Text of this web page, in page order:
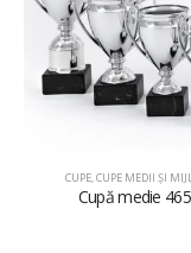
CUPE,CUPE MEDII ŞI
Cupă medie